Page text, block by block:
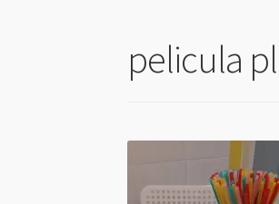
pelicula